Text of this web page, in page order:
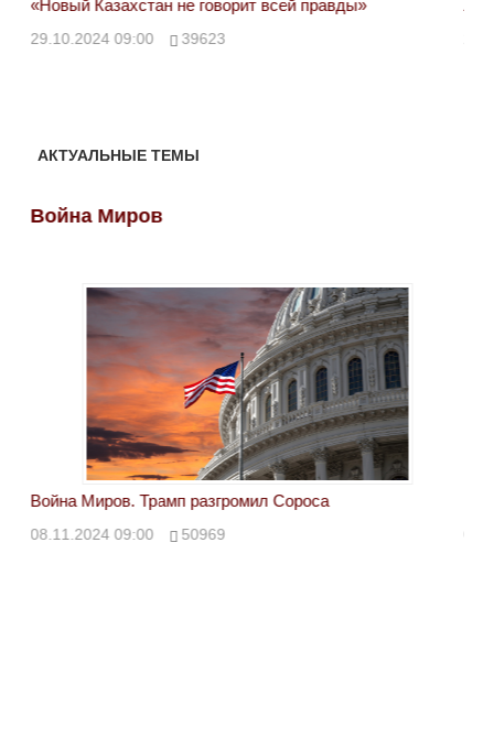
«Новый Казахстан не говорит всей правды»
29.10.2024 09:00 39623
АКТУАЛЬНЫЕ ТЕМЫ
Война Миров
Война Миров. Трамп разгромил Сороса
08.11.2024 09:00 50969